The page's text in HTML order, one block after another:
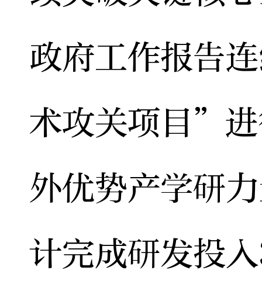
政府工作报告
术攻关项目”
外优势产学研
计完成研发投